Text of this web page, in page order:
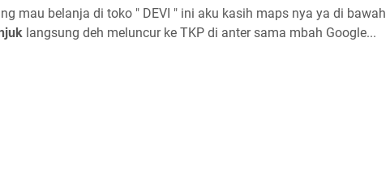
mau belanja di toko " DEVI " ini aku kasih maps nya ya di bawah
langsung deh meluncur ke TKP di anter sama mbah Google...